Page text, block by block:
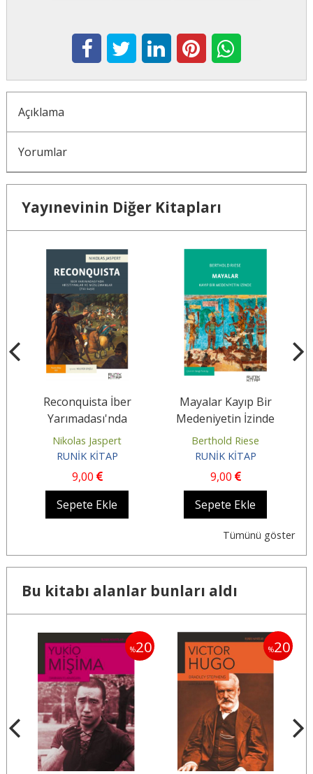
Açıklama
Yorumlar
Yayınevinin Diğer Kitapları
Reconquista İber
Yarımadası'nda
Hristiyanlar ve
Müslümanlar (711-
1492)
Nikolas Jaspert
RUNİK KİTAP
9,00
Sepete Ekle
Mayalar Kayıp Bir
Medeniyetin İzinde
Berthold Riese
RUNİK KİTAP
9,00
Sepete Ekle
Tümünü göster
Bu kitabı alanlar bunları aldı
%20 %20